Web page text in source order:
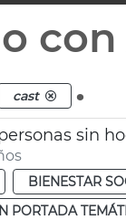
cast .
sin
BIENESTAR
PORTADA